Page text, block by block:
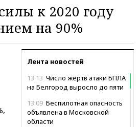
к 2020 году
на 90%
Лента новостей
13:13 Число жертв атаки БПЛА
на Белгород выросло до пяти
13:09 Беспилотная опасность
объявлена в Московской
области